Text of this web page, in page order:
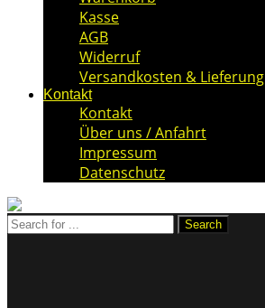
Kasse
AGB
Widerruf
Versandkosten & Lieferung
Kontakt
Kontakt
Über uns / Anfahrt
Impressum
Datenschutz